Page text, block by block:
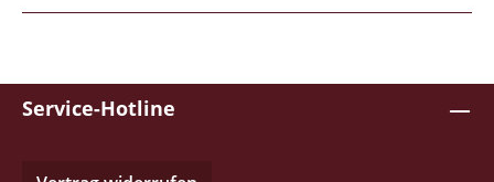
Service-Hotline